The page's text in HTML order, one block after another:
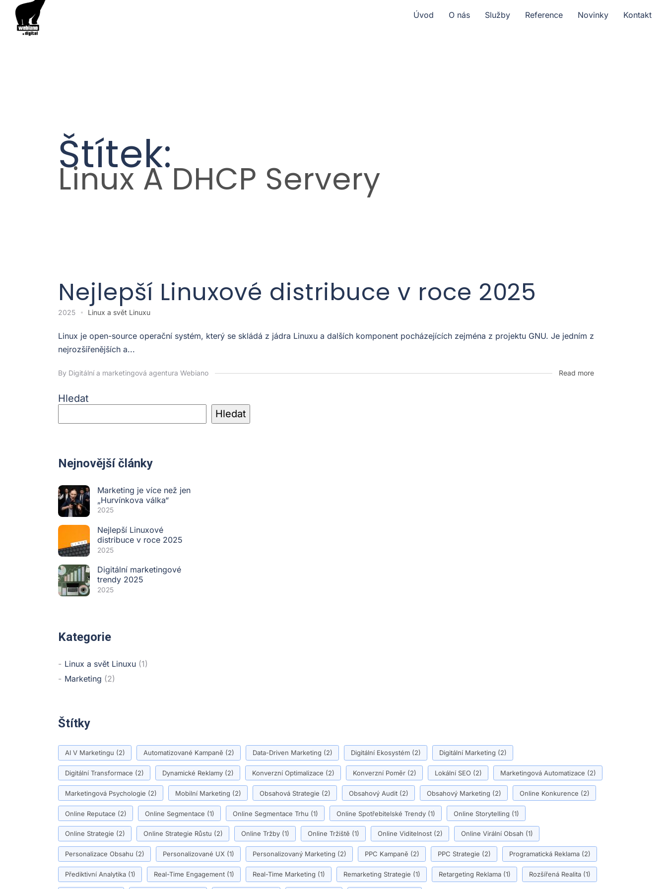
Úvod O nás Služby Reference Novinky Kontakt
Štítek:
Linux A DHCP Servery
Nejlepší Linuxové distribuce v roce 2025
2025 Linux a svět Linuxu
Linux je open-source operační systém, který se skládá z jádra Linuxu a dalších komponent pocházejících zejména z projektu GNU. Je jedním z
nejrozšířenějších a...
By Digitální a marketingová agentura Webiano Read more
Hledat
Hledat
Nejnovější články
Marketing je více než jen
„Hurvínkova válka“
2025
Nejlepší Linuxové
distribuce v roce 2025
2025
Digitální marketingové
trendy 2025
2025
Kategorie
Linux a svět Linuxu (1)
Marketing (2)
Štítky
AI V Marketingu (2) Automatizované Kampaně (2) Data-Driven Marketing (2) Digitální Ekosystém(2) Digitální Marketing (2)
Digitální Transformace (2) Dynamické Reklamy(2) Konverzní Optimalizace (2) Konverzní Poměr(2) Lokální SEO(2) Marketingová Automatizace (2)
Marketingová Psychologie (2) Mobilní Marketing (2) Obsahová Strategie (2) Obsahový Audit(2) Obsahový Marketing (2) Online Konkurence (2)
Online Reputace (2) Online Segmentace (1) Online Segmentace Trhu (1) Online Spotřebitelské Trendy(1) Online Storytelling (1)
Online Strategie (2) Online Strategie Růstu (2) Online Tržby(1) Online Tržiště (1) Online Viditelnost(2) Online Virální Obsah (1)
Personalizace Obsahu (2) Personalizované UX(1) Personalizovaný Marketing (2) PPC Kampaně (2) PPC Strategie (2) Programatická Reklama(2)
Přediktivní Analytika(1) Real-Time Engagement(1) Real-Time Marketing (1) Remarketing Strategie (1) Retargeting Reklama(1) Rozšířená Realita(1)